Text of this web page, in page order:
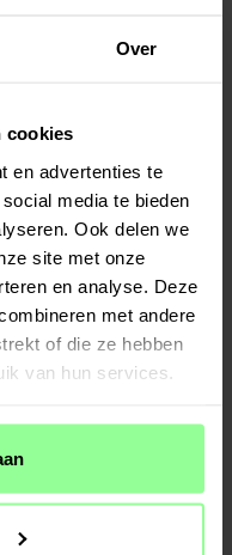
Over
cookies
en advertenties te
media te bieden
Ook delen we
site met onze
en analyse. Deze
met andere
of die ze hebben
van hun services.
Op voorraad
-
Samsung Galaxy S22 Ultra
Protection Case Zwart